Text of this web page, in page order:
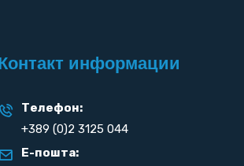
информации
Телефон:
+389 (0)2 3125 044
Е-пошта: